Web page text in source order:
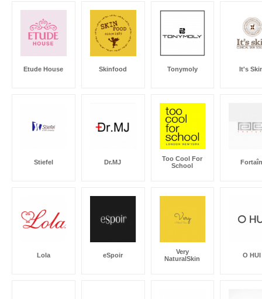
Etude House Skinfood Tonymoly It's
Stiefel Dr.MJ
Too Cool For
School
Lola eSpoir
Very
NaturalSkin
O HUI